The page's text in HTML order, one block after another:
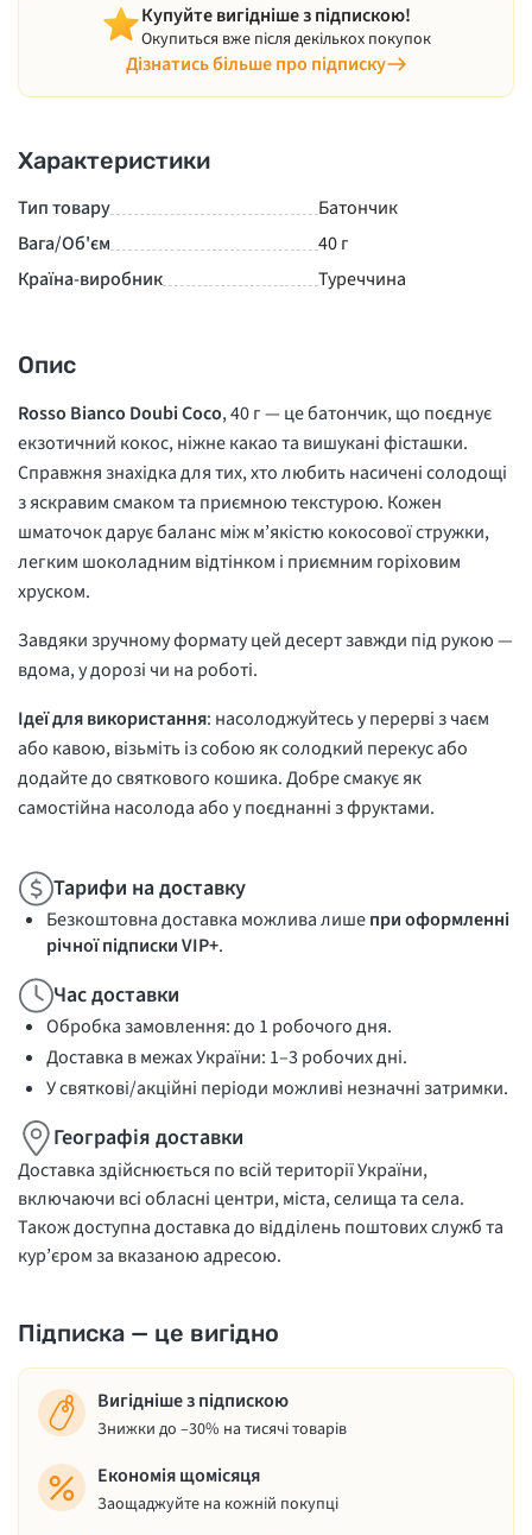
Купуйте вигідніше з підпискою!
Окупиться вже після декількох покупок
Дізнатись більше про підписку
Характеристики
Тип товару
Батончик
Вага/Об'єм
40 г
Країна-виробник
Туреччина
Опис
Rosso Bianco Doubi Coco, 40 г — це батончик, що поєднує
екзотичний кокос, ніжне какао та вишукані фісташки.
Справжня знахідка для тих, хто любить насичені солодощі
з яскравим смаком та приємною текстурою. Кожен
шматочок дарує баланс між м’якістю кокосової стружки,
легким шоколадним відтінком і приємним горіховим
хруском.
Завдяки зручному формату цей десерт завжди під рукою —
вдома, у дорозі чи на роботі.
Ідеї для використання: насолоджуйтесь у перерві з чаєм
або кавою, візьміть із собою як солодкий перекус або
додайте до святкового кошика. Добре смакує як
самостійна насолода або у поєднанні з фруктами.
Тарифи на доставку
Безкоштовна доставка можлива лишепри оформленні
річної підписки VIP+.
Час доставки
Обробка замовлення: до 1 робочого дня.
Доставка в межах України: 1–3 робочих дні.
У святкові/акційні періоди можливі незначні затримки.
Географія доставки
Доставка здійснюється по всій території України,
включаючи всі обласні центри, міста, селища та села.
Також доступна доставка до відділень поштових служб та
кур’єром за вказаною адресою.
Підписка — це вигідно
Вигідніше з підпискою
Знижки до –30% на тисячі товарів
Економія щомісяця
Заощаджуйте на кожній покупці